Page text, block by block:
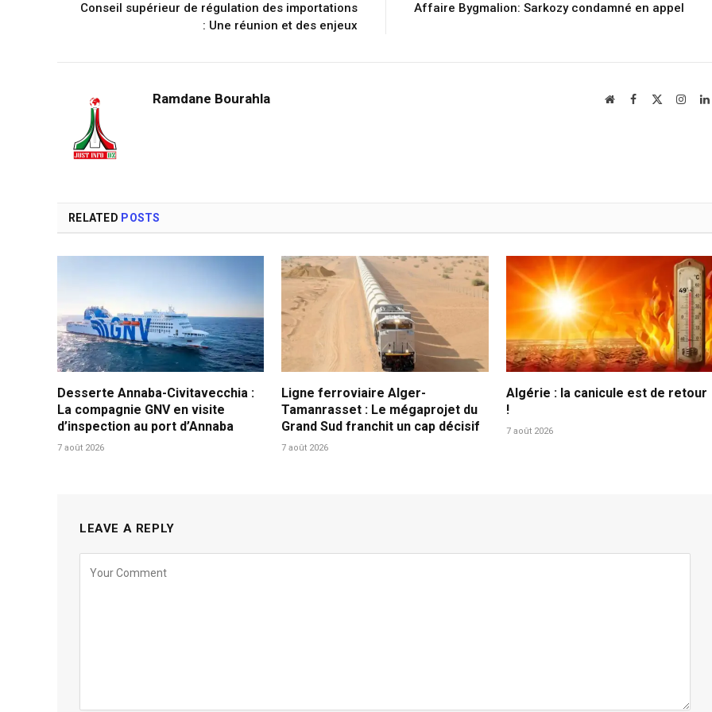
Conseil supérieur de régulation des importations
: Une réunion et des enjeux
Affaire Bygmalion: Sarkozy condamné en appel
Ramdane Bourahla WebsiteFacebook
RELATED POSTS
Desserte Annaba-Civitavecchia :
La compagnie GNV en visite
d’inspection au port d’Annaba
7 août 2026
Ligne ferroviaire Alger-
Tamanrasset : Le mégaprojet du
Grand Sud franchit un cap décisif
7 août 2026
Algérie : la canicule est de retour
!
7 août 2026
LEAVE A REPLY